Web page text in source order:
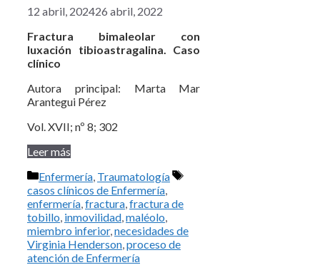
12 abril, 202426 abril, 2022
Fractura bimaleolar con
luxación tibioastragalina. Caso
clínico
Autora principal: Marta Mar
Arantegui Pérez
Vol. XVII; nº 8; 302
Leer más
Categorías
Enfermería, Traumatología
Etiquetas
casos clínicos de Enfermería,
enfermería,fractura,fractura de
tobillo, inmovilidad,maléolo,
miembro inferior,necesidades de
Virginia Henderson,proceso de
atención de Enfermería